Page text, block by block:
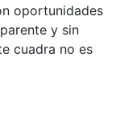
oportunidades
y sin
cuadra no es